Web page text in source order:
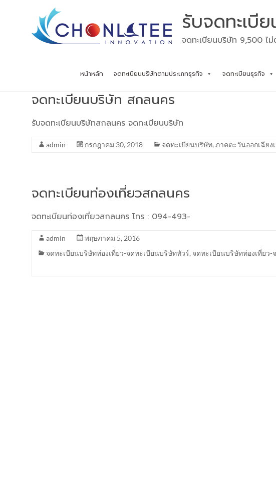
รับจดทะเบี
จดทะเบียนบริษัท 9,500 ไ
หน้าหลัก จดทะเบียนบริษัทตามประเภทธุรกิจ จดทะเบียนธุรกิจ
จดทะเบียนบริษัท สกลนคร
รับจดทะเบียนบริษัทสกลนคร จดทะเบียนบริษัท
admin กรกฎาคม 30, 2018 จดทะเบียนบริษัท, ภาคตะวันออกเฉียง
จดทะเบียนท่องเที่ยวสกลนคร
จดทะเบียนท่องเที่ยวสกลนคร โทร : 094-493-
admin
พฤษภาคม 5, 2016
จดทะเบียนบริษัทท่องเที่ยว-จดทะเบียนบริษัททัวร์, จดทะเบียนบริษัทท่องเที่ยว